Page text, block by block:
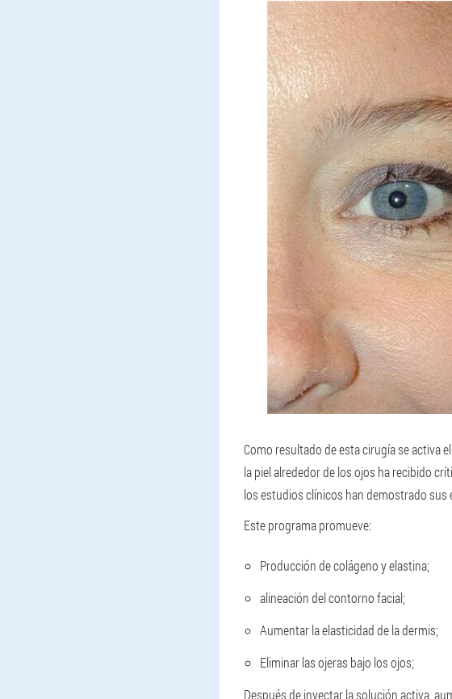
Como resultado de esta cirugía se activa
la piel alrededor de los ojos ha recibido
los estudios clínicos han demostrado
Este programa promueve:
Producción de colágeno y elastina;
alineación del contorno facial;
Aumentar la elasticidad de la dermis;
Eliminar las ojeras bajo los ojos;
Después de inyectar la solución activa,